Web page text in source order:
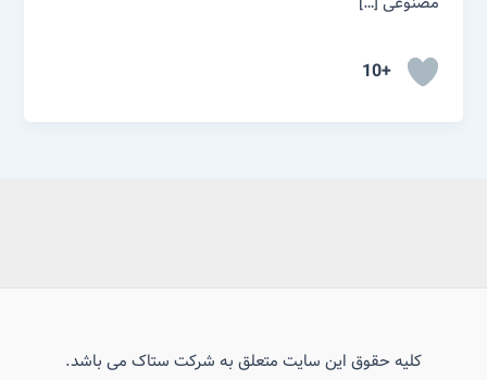
+10
کلیه حقوق این سایت متعلق به شرکت ستاک می باشد.